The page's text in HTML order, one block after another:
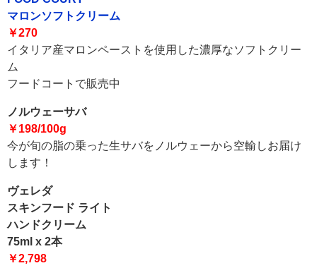
マロンソフトクリーム
￥270
イタリア産マロンペーストを使用した濃厚なソフトクリー
ム
フードコートで販売中
ノルウェーサバ
￥198/100g
今が旬の脂の乗った生サバをノルウェーから空輸しお届け
します！
ヴェレダ
スキンフード ライト
ハンドクリーム
75ml x 2本
￥2,798